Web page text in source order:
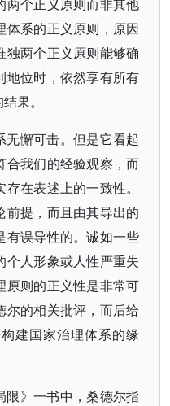
两个正义原则而非其他
体系的正义原则，原因
独两个正义原则能够确
地位时，依然享有所有
果。
无懈可击。但是它看起
合我们的经验观察，而
在表述上的一致性。
前提，而且由其导出的
有误导性的。诚如一些
个人形象或人性严重失
原则的正义性是非常可
尔的相关批评，而后给
建国家治理体系的缘
限》一书中，桑德尔指